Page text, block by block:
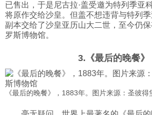
已售出，于是尼古拉·盖受邀为特列季亚
将原作交给沙皇。但盖不想违背与特列
副本交给了沙皇亚历山大二世，至今仍
罗斯博物馆。
3.《最后的晚餐》
《最后的晚餐》，1883年。图片来源：圣彼